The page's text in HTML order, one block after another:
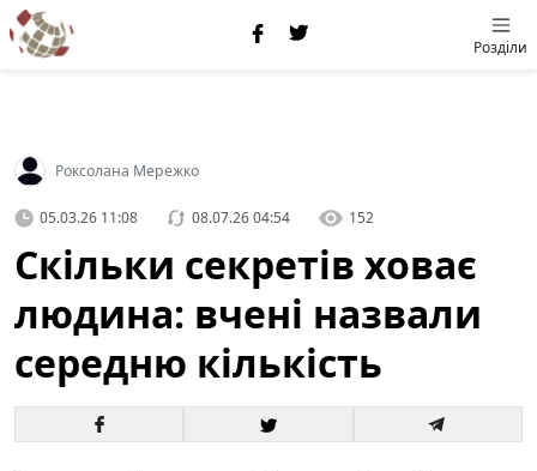
Розділи
Роксолана Мережко
05.03.26 11:08 08.07.26 04:54 152
Скільки секретів ховає
людина: вчені назвали
середню кількість